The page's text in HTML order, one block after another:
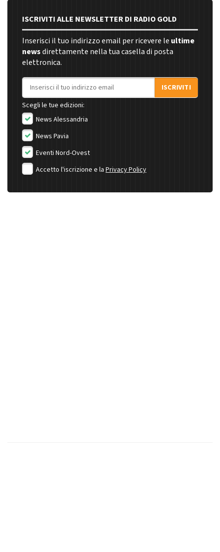
ISCRIVITI ALLE NEWSLETTER DI RADIO GOLD
Inserisci il tuo indirizzo email per ricevere le ultime
newsdirettamente nella tua casella di posta
elettronica.
Indirizzo email
ISCRIVITI
Scegli le tue edizioni:
News Alessandria
News Pavia
Eventi Nord-Ovest
Accetto l'iscrizione e la Privacy Policy